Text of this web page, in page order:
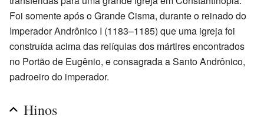
Foi somente após o Grande Cisma, durante o reinado do
Imperador Andrônico I (1183–1185) que uma igreja foi
construída acima das relíquias dos mártires encontrados
no Portão de Eugênio, e consagrada a Santo Andrônico,
padroeiro do imperador.
Hinos